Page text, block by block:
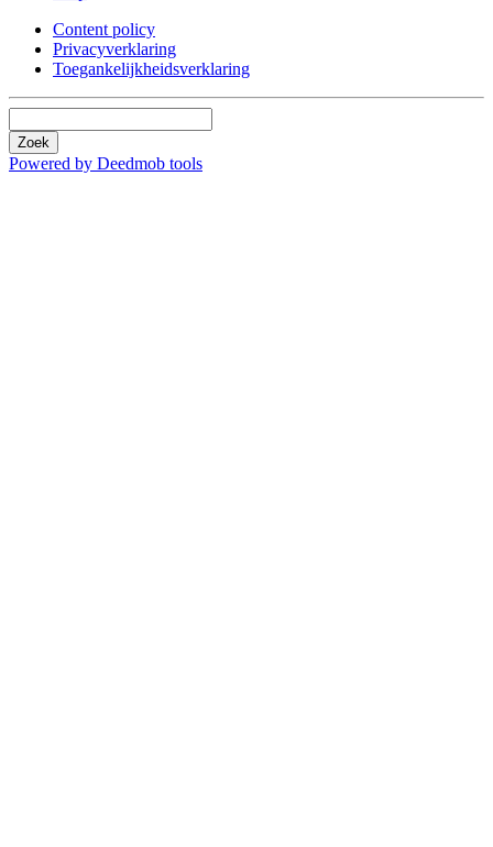
Content policy
Privacyverklaring
Toegankelijkheidsverklaring
Zoek
Powered by Deedmob tools